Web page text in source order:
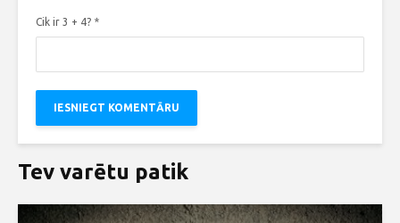
Cik ir 3 + 4? *
Tev varētu patik